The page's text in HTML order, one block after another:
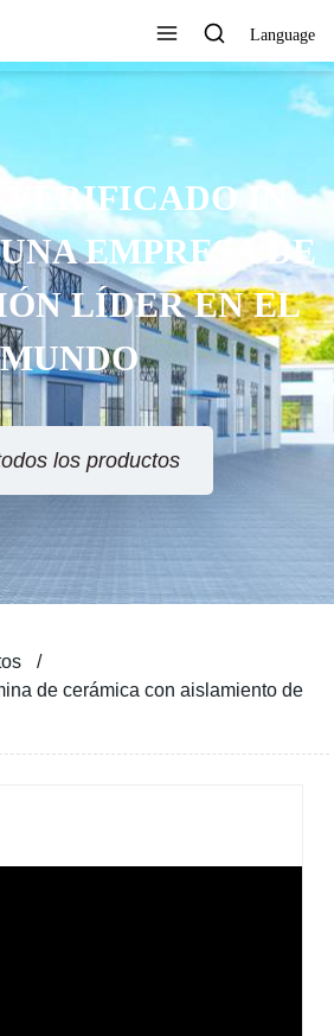
Language
VERIFICADO IN
EMPRESA DE
LÍDER EN EL
MUNDO
los productos
de cerámica con aislamiento de